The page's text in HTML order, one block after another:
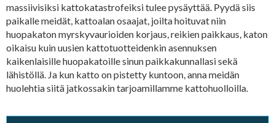
massiivisiksi kattokatastrofeiksi tulee pysäyttää. Pyydä siis
paikalle meidät, kattoalan osaajat, joilta hoituvat niin
huopakaton myrskyvaurioiden korjaus, reikien paikkaus, katon
oikaisu kuin uusien kattotuotteidenkin asennuksen
kaikenlaisille huopakatoille sinun paikkakunnallasi sekä
lähistöllä. Ja kun katto on pistetty kuntoon, anna meidän
huolehtia siitä jatkossakin tarjoamillamme kattohuolloilla.